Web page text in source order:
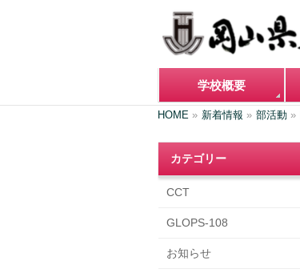
学校概要
HOME » 新着情報 » 部活動 »
カテゴリー
CCT
GLOPS-108
お知らせ